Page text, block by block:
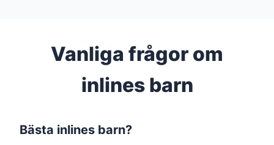
Vanliga frågor om
inlines barn
Bästa inlines barn?